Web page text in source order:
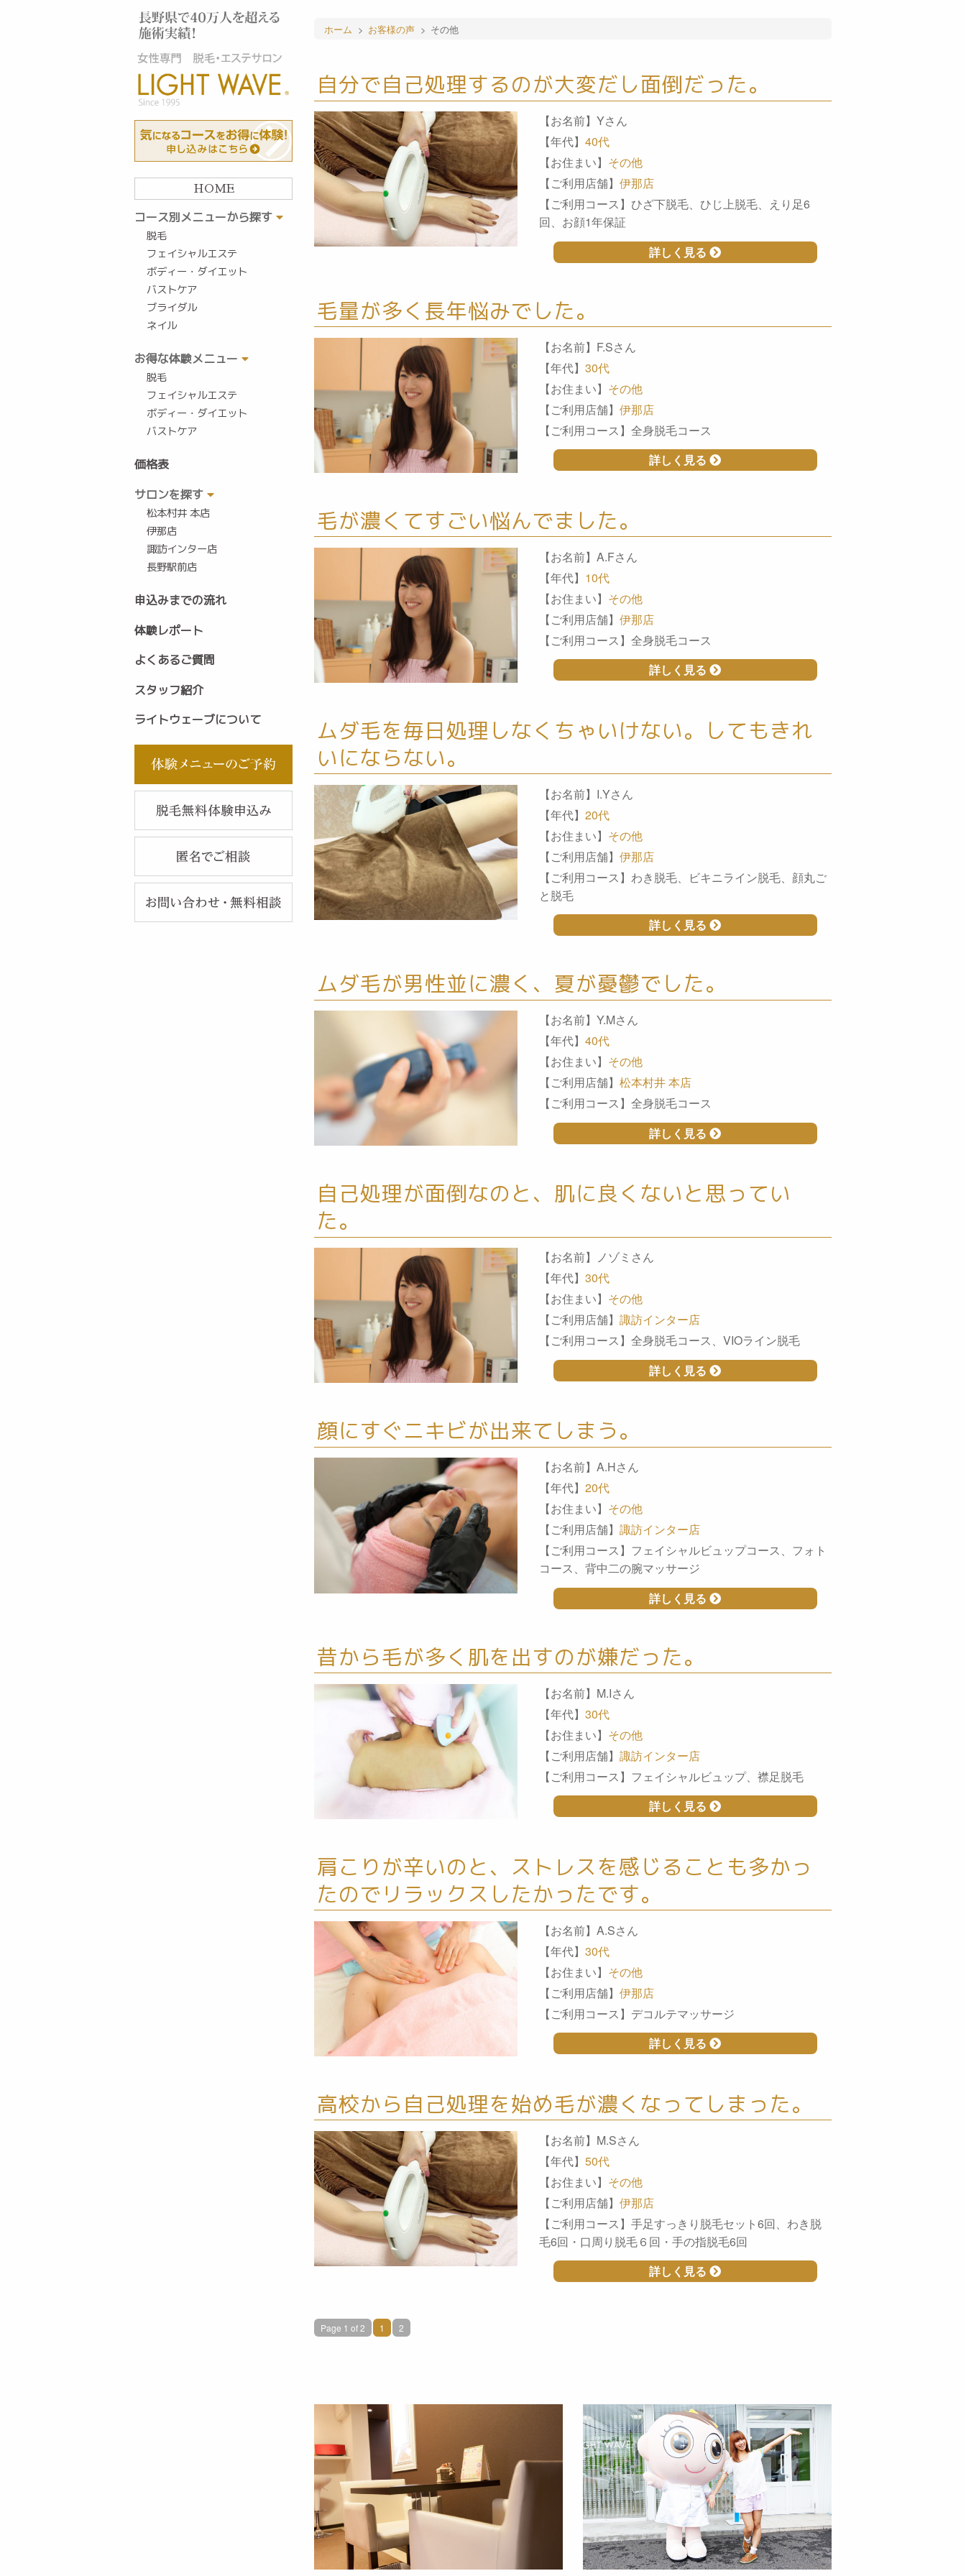
HOME
コース別メニューから探す
脱毛
フェイシャルエステ
ボディー・ダイエット
バストケア
ブライダル
ネイル
お得な体験メニュー
脱毛
フェイシャルエステ
ボディー・ダイエット
バストケア
価格表
サロンを探す
松本村井 本店
伊那店
諏訪インター店
長野駅前店
申込みまでの流れ
体験レポート
よくあるご質問
スタッフ紹介
ライトウェーブについて
ホーム > お客様の声 > その他
自分で自己処理するのが大変だし面倒だった。
【お名前】Yさん
【年代】 40代
【お住まい】 その他
【ご利用店舗】 伊那店
【ご利用コース】ひざ下脱毛、ひじ上脱毛、えり足6
回、お顔1年保証
詳しく見る
毛量が多く長年悩みでした。
【お名前】F.Sさん
【年代】 30代
【お住まい】 その他
【ご利用店舗】 伊那店
【ご利用コース】全身脱毛コース
詳しく見る
毛が濃くてすごい悩んでました。
【お名前】A.Fさん
【年代】 10代
【お住まい】 その他
【ご利用店舗】 伊那店
【ご利用コース】全身脱毛コース
詳しく見る
ムダ毛を毎日処理しなくちゃいけない。してもきれ
いにならない。
【お名前】I.Yさん
【年代】 20代
【お住まい】 その他
【ご利用店舗】 伊那店
【ご利用コース】わき脱毛、ビキニライン脱毛、顔丸ご
と脱毛
詳しく見る
ムダ毛が男性並に濃く、夏が憂鬱でした。
【お名前】Y.Mさん
【年代】 40代
【お住まい】 その他
【ご利用店舗】 松本村井 本店
【ご利用コース】全身脱毛コース
詳しく見る
自己処理が面倒なのと、肌に良くないと思ってい
た。
【お名前】ノゾミさん
【年代】 30代
【お住まい】 その他
【ご利用店舗】 諏訪インター店
【ご利用コース】全身脱毛コース、VIOライン脱毛
詳しく見る
顔にすぐニキビが出来てしまう。
【お名前】A.Hさん
【年代】 20代
【お住まい】 その他
【ご利用店舗】 諏訪インター店
【ご利用コース】フェイシャルビュップコース、フォト
コース、背中二の腕マッサージ
詳しく見る
昔から毛が多く肌を出すのが嫌だった。
【お名前】M.Iさん
【年代】 30代
【お住まい】 その他
【ご利用店舗】 諏訪インター店
【ご利用コース】フェイシャルビュップ、襟足脱毛
詳しく見る
肩こりが辛いのと、ストレスを感じることも多かっ
たのでリラックスしたかったです。
【お名前】A.Sさん
【年代】 30代
【お住まい】 その他
【ご利用店舗】 伊那店
【ご利用コース】デコルテマッサージ
詳しく見る
高校から自己処理を始め毛が濃くなってしまった。
【お名前】M.Sさん
【年代】 50代
【お住まい】 その他
【ご利用店舗】 伊那店
【ご利用コース】手足すっきり脱毛セット6回、わき脱
毛6回・口周り脱毛６回・手の指脱毛6回
詳しく見る
Page 1 of 2 1 2